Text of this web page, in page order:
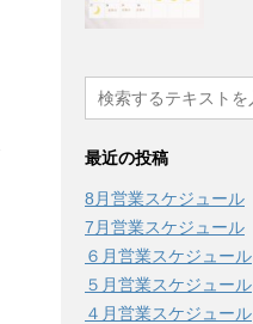
最近の投稿
8月営業スケジュール
7月営業スケジュール
６月営業スケジュール
５月営業スケジュール
４月営業スケジュール